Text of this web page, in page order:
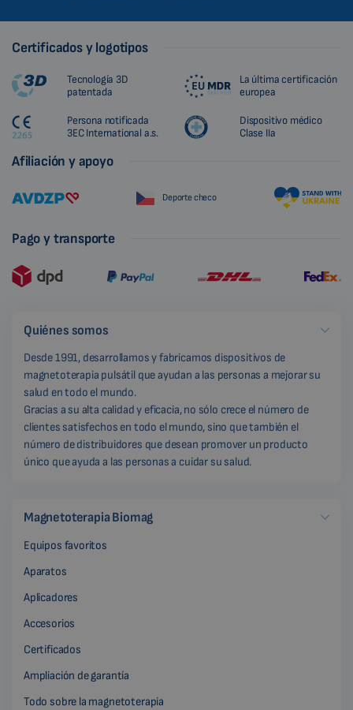
Certificados y logotipos
Tecnología 3D
patentada
La última certificación
europea
Persona notificada
3EC International a.s.
Dispositivo médico
Clase IIa
Afiliación y apoyo
Deporte checo
Pago y transporte
Quiénes somos
Desde 1991, desarrollamos y fabricamos dispositivos de
magnetoterapia pulsátil que ayudan a las personas a mejorar su
salud en todo el mundo.
Gracias a su alta calidad y eficacia, no sólo crece el número de
clientes satisfechos en todo el mundo, sino que también el
número de distribuidores que desean promover un producto
único que ayuda a las personas a cuidar su salud.
Magnetoterapia Biomag
Equipos favoritos
Aparatos
Aplicadores
Accesorios
Certificados
Ampliación de garantía
Todo sobre la magnetoterapia